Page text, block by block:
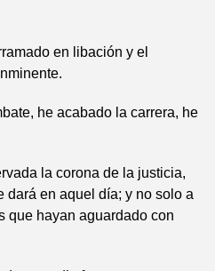
en libación y el
he acabado la carrera, he
la corona de la justicia,
dará en aquel día; y no solo a
que hayan aguardado con